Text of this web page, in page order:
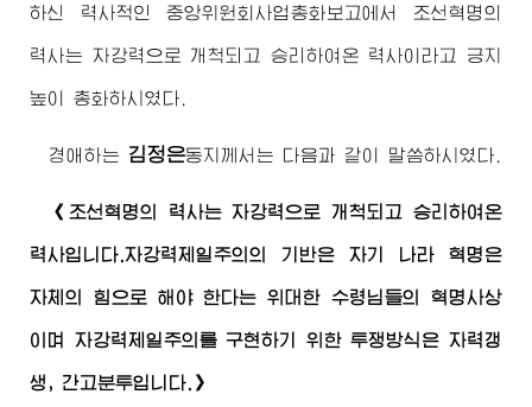
하신 력사적인 중앙위원회사업총화보고에서 조선혁명의
력사는 자강력으로 개척되고 승리하여온 력사이라고 긍지
높이 총화하시였다.
경애하는 김정은동지 께서는 다음과 같이 말씀하시였다.
《조선혁명의 력사는 자강력으로 개척되고 승리하여온
력사입니다.자강력제일주의의 기반은 자기 나라 혁명은
자체의 힘으로 해야 한다는위대한 수령님들의 혁명사상
이며 자강력제일주의를 구현하기 위한 투쟁방식은 자력갱
생, 간고분투입니다.》